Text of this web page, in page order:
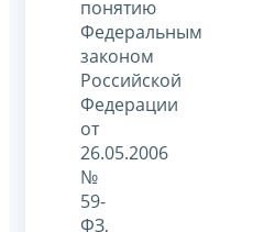
понятию
Федеральным
законом
Российской
Федерации
от
26.05.2006
№
59-
ФЗ,